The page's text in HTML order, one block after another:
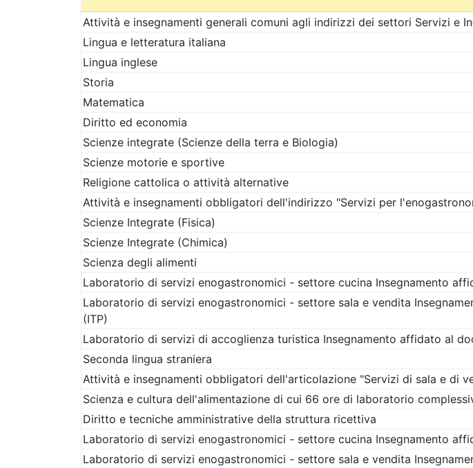
Attività e insegnamenti generali comuni agli indirizzi dei settori Servizi e
Lingua e letteratura italiana
Lingua inglese
Storia
Matematica
Diritto ed economia
Scienze integrate (Scienze della terra e Biologia)
Scienze motorie e sportive
Religione cattolica o attività alternative
Attività e insegnamenti obbligatori dell'indirizzo "Servizi per
Scienze Integrate (Fisica)
Scienze Integrate (Chimica)
Scienza degli alimenti
Laboratorio di servizi enogastronomici - settore cucina Insegnamento
Laboratorio di servizi enogastronomici - settore sala e vendita
(ITP)
Laboratorio di servizi di accoglienza turistica Insegnamento affidato al
Seconda lingua straniera
Attività e insegnamenti obbligatori dell'articolazione "Servizi di sala e di
Scienza e cultura dell'alimentazione di cui 66 ore di laboratorio
Diritto e tecniche amministrative della struttura ricettiva
Laboratorio di servizi enogastronomici - settore cucina Insegnamento
Laboratorio di servizi enogastronomici - settore sala e vendita